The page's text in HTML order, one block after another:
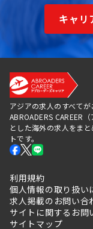
キャリ
アジアの求人のすべてが
ABROADERS CAREER
とした海外の求人をま
トです。
利用規約
個人情報の取り扱い
求人掲載のお問い合
サイトに関するお問
サイトマップ